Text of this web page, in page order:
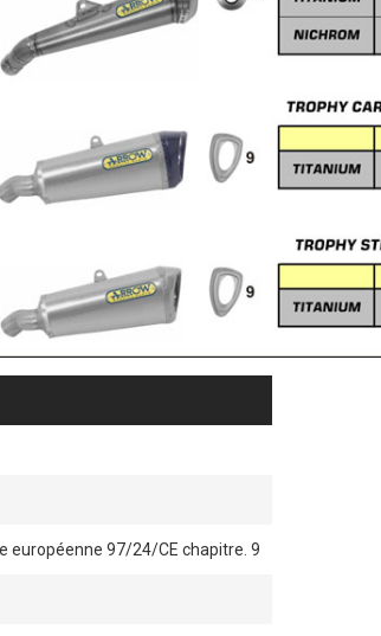
européenne 97/24/CE chapitre. 9